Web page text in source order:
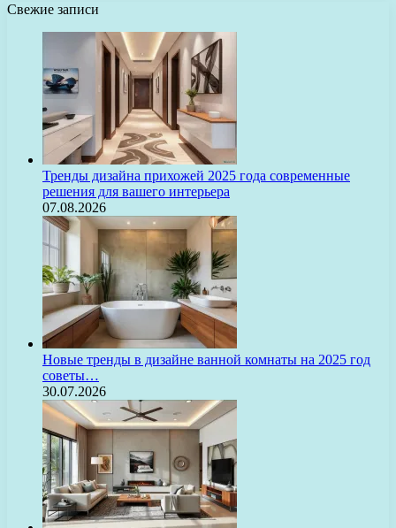
Свежие записи
Тренды дизайна прихожей 2025 года современные
решения для вашего интерьера
07.08.2026
Новые тренды в дизайне ванной комнаты на 2025 год
советы…
30.07.2026